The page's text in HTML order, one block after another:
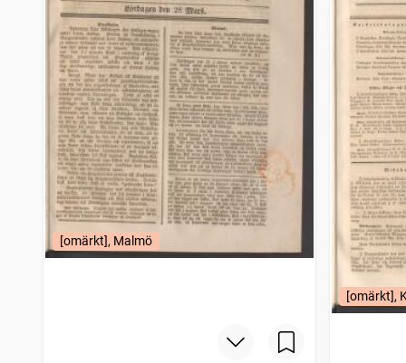
[omärkt], Malmö
[omärkt],